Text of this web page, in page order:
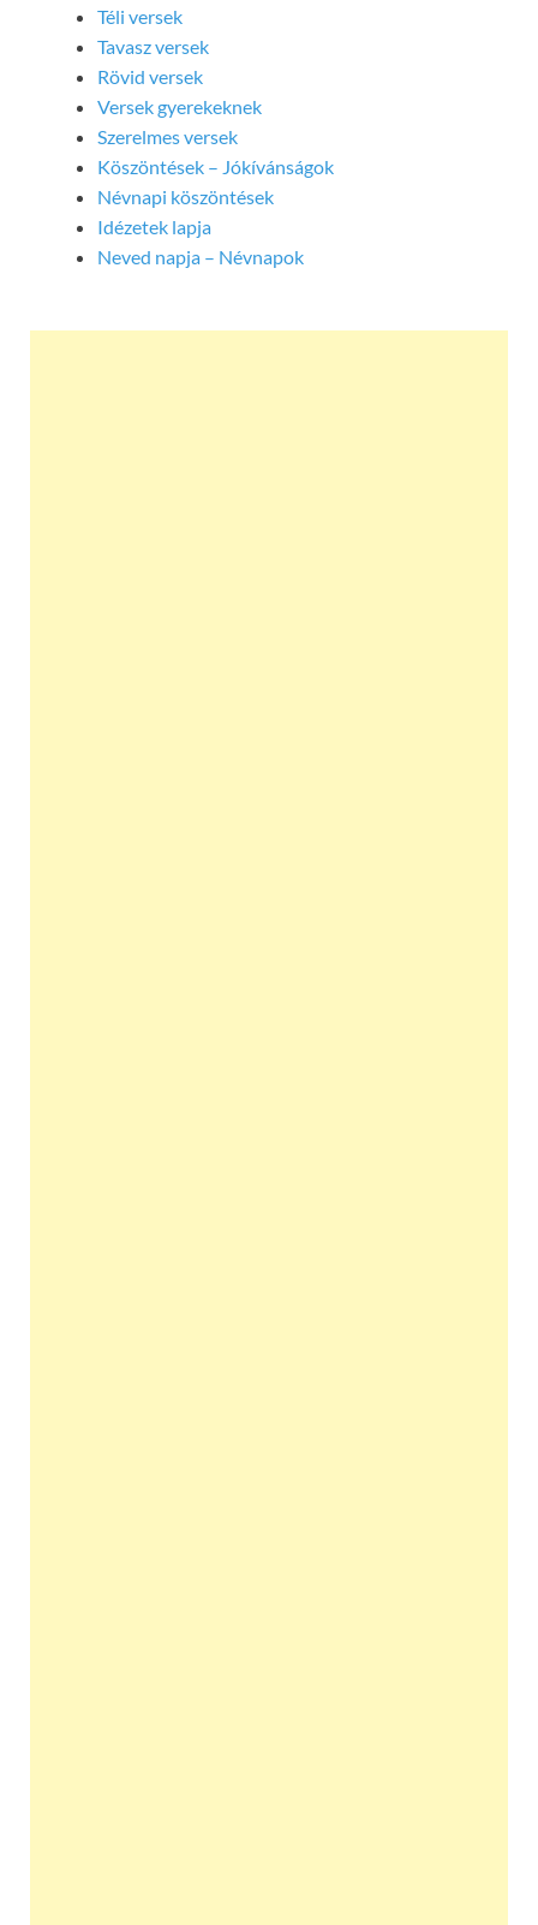
Téli versek
Tavasz versek
Rövid versek
Versek gyerekeknek
Szerelmes versek
Köszöntések – Jókívánságok
Névnapi köszöntések
Idézetek lapja
Neved napja – Névnapok